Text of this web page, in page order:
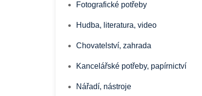
Fotografické potřeby
Hudba, literatura, video
Chovatelství, zahrada
Kancelářské potřeby, papírnictví
Nářadí, nástroje